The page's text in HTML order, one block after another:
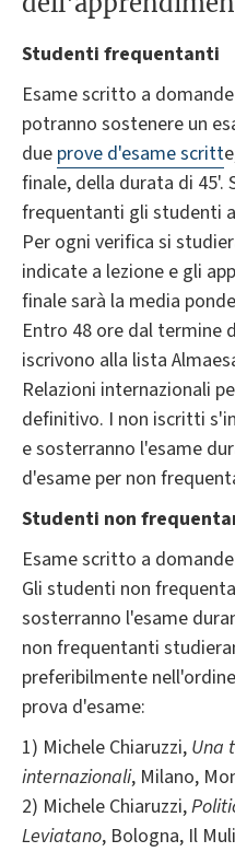
Studenti frequentanti
Esame scritto a
potranno sostenere un
due prove d'esame scritt
finale, della durata di 45'.
frequentanti gli studenti
Per ogni verifica si
indicate a lezione e gli
finale sarà la media
Entro 48 ore dal termine
iscrivono alla lista
Relazioni internazionali
definitivo. I non iscritti
e sosterranno l'esame
d'esame per non
Studenti non
Esame scritto a
Gli studenti non
sosterranno l'esame
non frequentanti
preferibilmente
prova d'esame:
1) Michele Chiaruzzi, Una
internazionali, Milano,
2) Michele Chiaruzzi,
Leviatano, Bologna, Il